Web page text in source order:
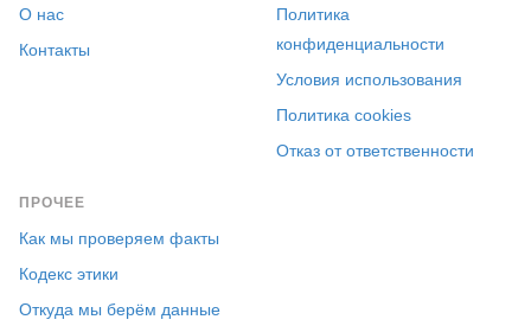
О нас
Контакты
Политика
конфиденциальности
Условия использования
Политика cookies
Отказ от ответственности
ПРОЧЕЕ
Как мы проверяем факты
Кодекс этики
Откуда мы берём данные